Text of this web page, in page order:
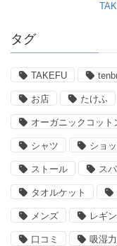
タグ
TAKEFU
お店 たけふ
オーガニックコット
シャツ ショ
ストール ス
タオルケット
メンズ レギ
口コミ 吸湿力